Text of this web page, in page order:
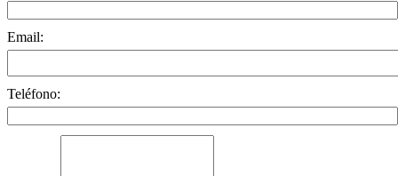
Email:
Teléfono: